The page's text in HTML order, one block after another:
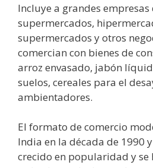
Incluye a grandes empresas
supermercados,
supermercados y otros
comercian con bienes de
arroz envasado, jabón
suelos, cereales para el
ambientadores.
El formato de comercio
India en la década de 1990
crecido en popularidad y